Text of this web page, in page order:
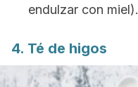
endulzar con miel).
4. Té de higos